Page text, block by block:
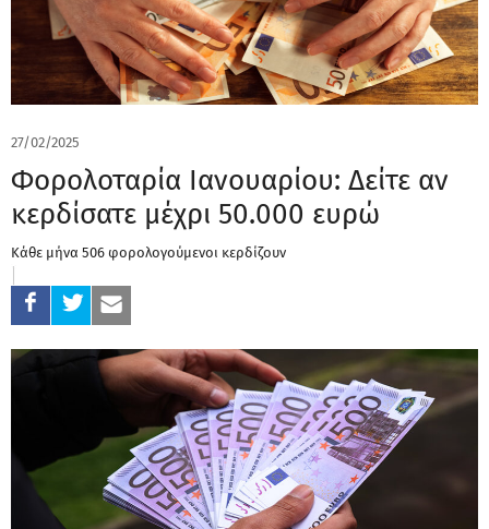
27/02/2025
Φορολοταρία Ιανουαρίου: Δείτε αν
κερδίσατε μέχρι 50.000 ευρώ
Κάθε μήνα 506 φορολογούμενοι κερδίζουν